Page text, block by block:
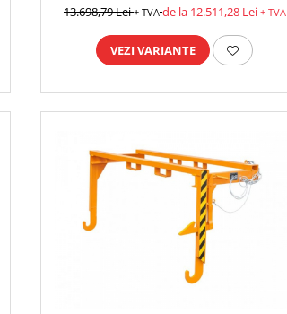
13.698,79 Lei+ TVA de la 12.511,28 Lei + TVA
VEZI VARIANTE